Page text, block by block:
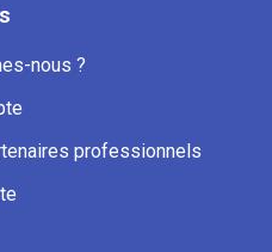
nous ?
professionnels